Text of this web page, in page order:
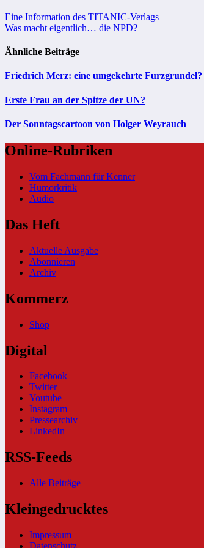
Beitragsnavigation
Eine Information des TITANIC-Verlags
Was macht eigentlich… die NPD?
Ähnliche Beiträge
Friedrich Merz: eine umgekehrte Furzgrundel?
Erste Frau an der Spitze der UN?
Der Sonntagscartoon von Holger Weyrauch
Online-Rubriken
Vom Fachmann für Kenner
Humorkritik
Audio
Das Heft
Aktuelle Ausgabe
Abonnieren
Archiv
Kommerz
Shop
Digital
Facebook
Twitter
Youtube
Instagram
Pressearchiv
LinkedIn
RSS-Feeds
Alle Beiträge
Kleingedrucktes
Impressum
Datenschutz